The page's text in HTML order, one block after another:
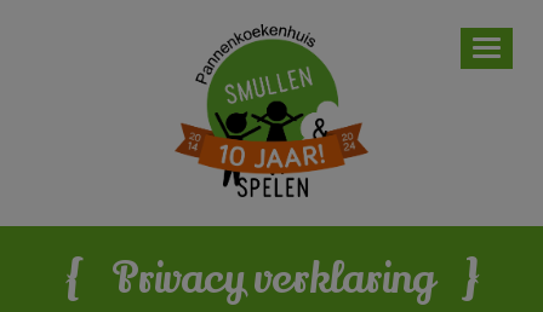
Smullen en spelen
Goed om te weten
{ Privacy verklaring }